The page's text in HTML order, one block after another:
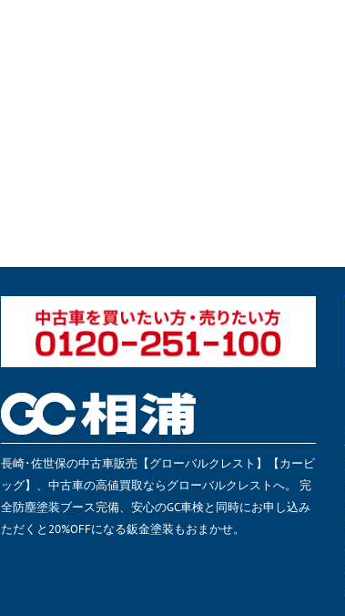
長崎･佐世保の中古車販売【グローバルクレスト】【カービ
ッグ】、中古車の高値買取ならグローバルクレストへ。 完
全防塵塗装ブース完備、安心のGC車検と同時にお申し込み
ただくと20%OFFになる鈑金塗装もおまかせ。